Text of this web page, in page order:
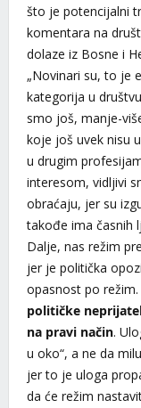
što je potencijalni
komentara na
dolaze iz Bosne i
„Novinari su, to je
kategorija u
smo još, manje-
koje još uvek nisu
u drugim
interesom, vidljivi
obraćaju, jer su
takođe ima časnih
Dalje, nas režim
jer je politička
opasnost po režim.
političke
na pravi način.
u oko“, a ne da
jer to je uloga
da će režim